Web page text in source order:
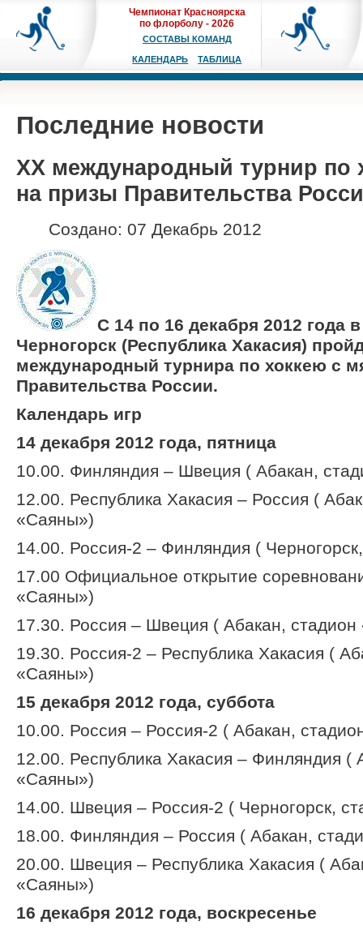
Чемпионат Красноярска
по флорболу - 2026
СОСТАВЫ КОМАНД
КАЛЕНДАРЬ ТАБЛИЦА
Последние новости
XX международный турнир по
на призы Правительства
Создано: 07 Декабрь 2012
С 14 по 16 декабря 2012 года
Черногорск (Республика Хакасия)
международный турнира по хоккею с
Правительства России.
Календарь игр
14 декабря 2012 года, пятница
10.00. Финляндия – Швеция ( Абакан,
12.00. Республика Хакасия – Россия (
«Саяны»)
14.00. Россия-2 – Финляндия (
17.00 Официальное открытие
«Саяны»)
17.30. Россия – Швеция ( Абакан,
19.30. Россия-2 – Республика Хакасия (
«Саяны»)
15 декабря 2012 года, суббота
10.00. Россия – Россия-2 ( Абакан,
12.00. Республика Хакасия – Финляндия (
«Саяны»)
14.00. Швеция – Россия-2 ( Черногорск,
18.00. Финляндия – Россия ( Абакан,
20.00. Швеция – Республика Хакасия (
«Саяны»)
16 декабря 2012 года, воскресенье